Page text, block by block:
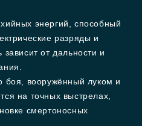
энергий, способный
разряды и
от дальности и
боя, вооружённый луком и
на точных выстрелах,
смертоносных